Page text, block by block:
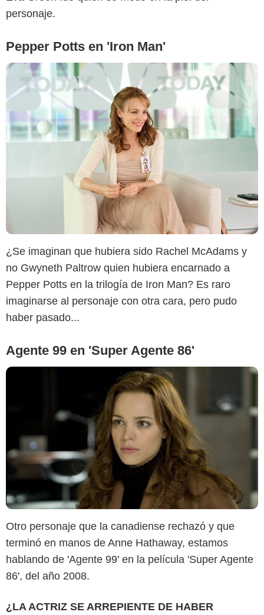
personaje.
Pepper Potts en 'Iron Man'
¿Se imaginan que hubiera sido Rachel McAdams y
no Gwyneth Paltrow quien hubiera encarnado a
Pepper Potts en la trilogía de Iron Man? Es raro
imaginarse al personaje con otra cara, pero pudo
haber pasado...
Agente 99 en 'Super Agente 86'
Metropolitan FilmExport
Otro personaje que la canadiense rechazó y que
terminó en manos de Anne Hathaway, estamos
hablando de 'Agente 99' en la película 'Super Agente
86', del año 2008.
¿LA ACTRIZ SE ARREPIENTE DE HABER